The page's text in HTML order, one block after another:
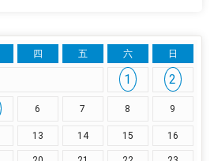
四 五 六 日
1
2
6 7 8 9
13 14 15 16